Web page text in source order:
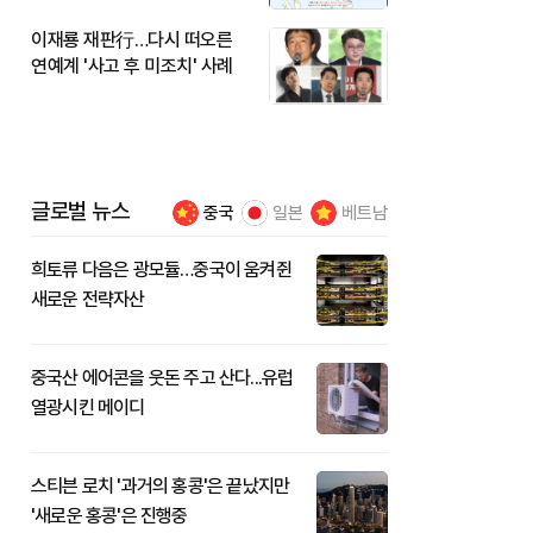
이재룡 재판行…다시 떠오른
연예계 '사고 후 미조치' 사례
글로벌 뉴스 중국 일본 베트남
희토류 다음은 광모듈…중국이 움켜쥔
새로운 전략자산
중국산 에어콘을 웃돈 주고 산다...유럽
열광시킨 메이디
스티븐 로치 '과거의 홍콩'은 끝났지만
'새로운 홍콩'은 진행중